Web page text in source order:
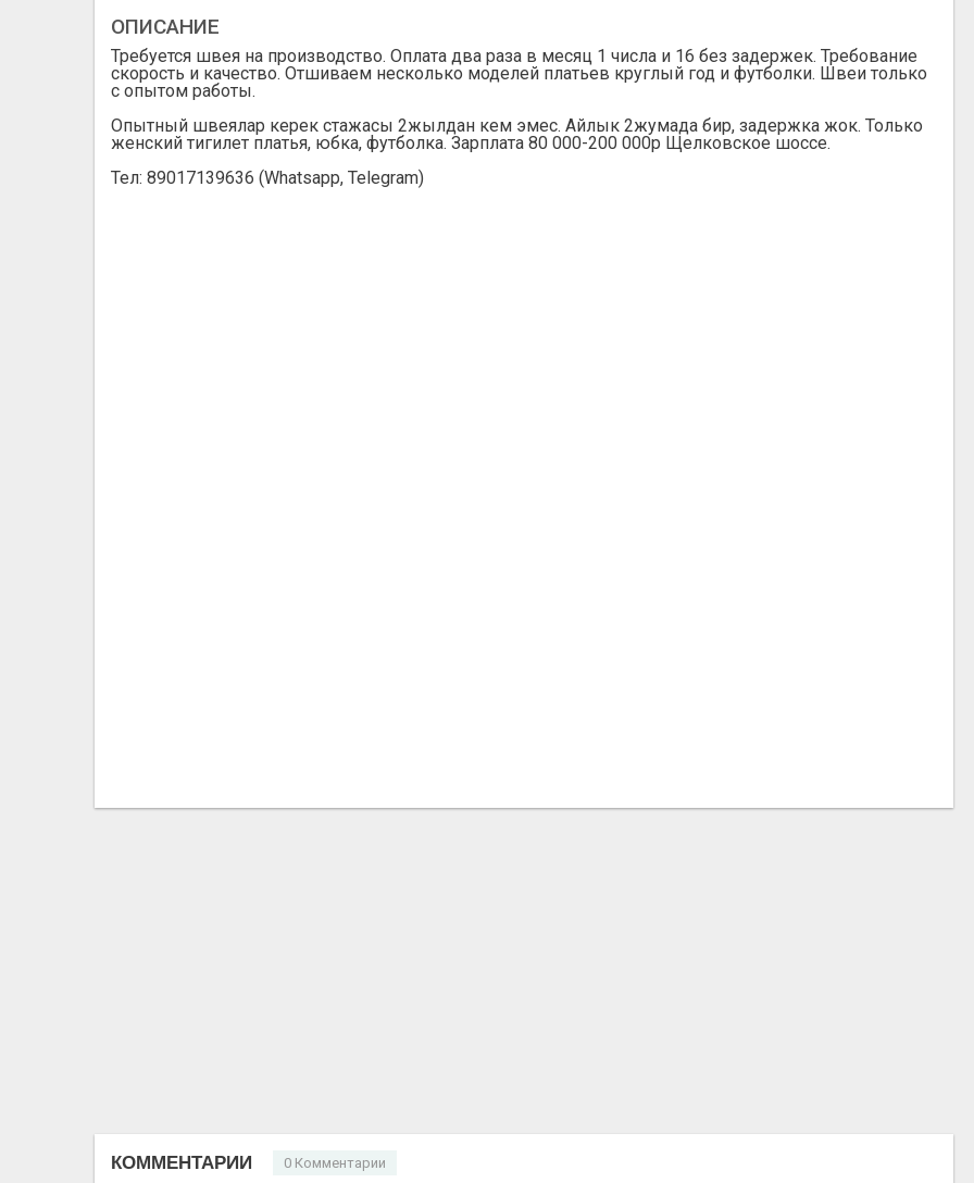
ОПИСАНИЕ
Требуется швея на производство. Оплата два раза в месяц 1 числа и 16 без задержек. Требование
скорость и качество. Отшиваем несколько моделей платьев круглый год и футболки. Швеи только
с опытом работы.
Опытный швеялар керек стажасы 2жылдан кем эмес. Айлык 2жумада бир, задержка жок. Только
женский тигилет платья, юбка, футболка. Зарплата 80 000-200 000р Щелковское шоссе.
Тел: 89017139636 (Whatsapp, Telegram)
КОММЕНТАРИИ 0 Комментарии